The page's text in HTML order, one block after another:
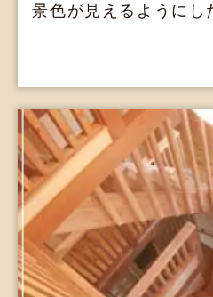
景色が見えるようにし